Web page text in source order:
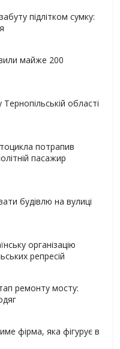
підлітком сумку:
майже 200
області
потрапив
пасажир
будівлю на вулиці
організацію
репресій
ремонту мосту:
фірма, яка фігурує в